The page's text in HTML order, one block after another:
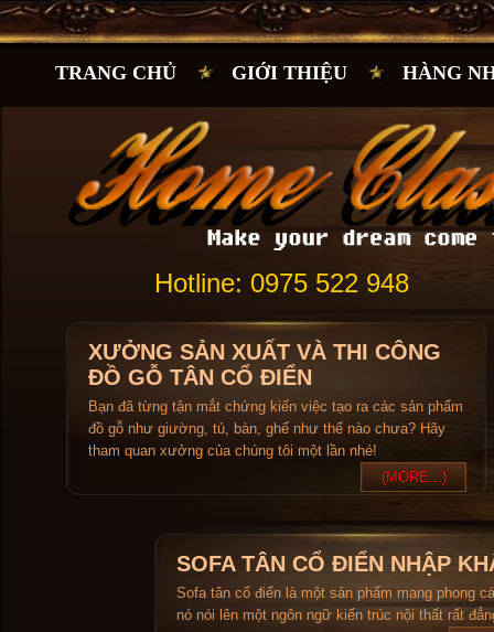
TRANG CHỦ GIỚI THIỆU HÀNG
Hotline: 0975 522 948
XƯỞNG SẢN XUẤT VÀ THI CÔNG
ĐỒ GỖ TÂN CỔ ĐIỂN
Bạn đã từng tận mắt chứng kiến việc tạo ra các sản phẩm
đồ gỗ như giường, tủ, bàn, ghế như thế nào chưa? Hãy
tham quan xưởng của chúng tôi một lần nhé!
(MORE...)
SOFA TÂN CỔ ĐIỂN NHẬP
Sofa tân cổ điển là một sản phẩm mang phong
nó nói lên một ngôn ngữ kiến trúc nội thất rất